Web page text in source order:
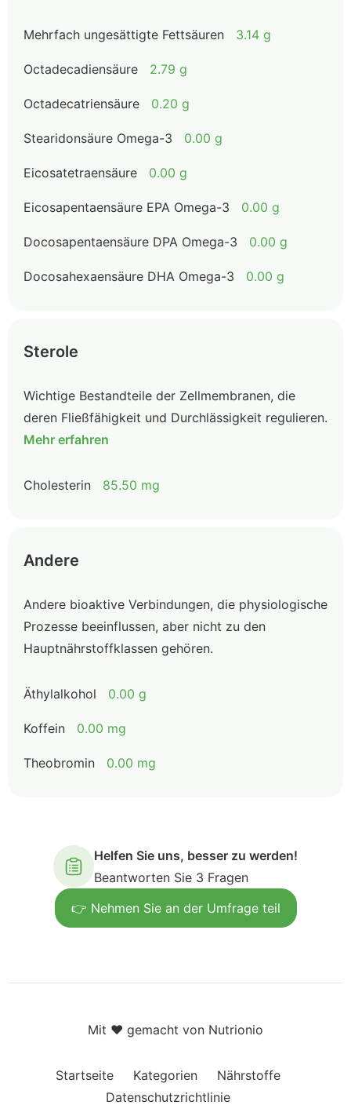
Mehrfach ungesättigte Fettsäuren 3.14 g
Octadecadiensäure 2.79 g
Octadecatriensäure 0.20 g
Stearidonsäure Omega-3 0.00 g
Eicosatetraensäure 0.00 g
Eicosapentaensäure EPA Omega-3 0.00 g
Docosapentaensäure DPA Omega-3 0.00 g
Docosahexaensäure DHA Omega-3 0.00 g
Sterole
Wichtige Bestandteile der Zellmembranen, die
deren Fließfähigkeit und Durchlässigkeit regulieren.
Mehr erfahren
Cholesterin 85.50 mg
Andere
Andere bioaktive Verbindungen, die physiologische
Prozesse beeinflussen, aber nicht zu den
Hauptnährstoffklassen gehören.
Äthylalkohol 0.00 g
Koffein 0.00 mg
Theobromin 0.00 mg
Helfen Sie uns, besser zu werden!
Beantworten Sie 3 Fragen
👉 Nehmen Sie an der Umfrage teil
Mit ❤️ gemacht von Nutrionio
Startseite Kategorien
Nährstoffe
Datenschutzrichtlinie